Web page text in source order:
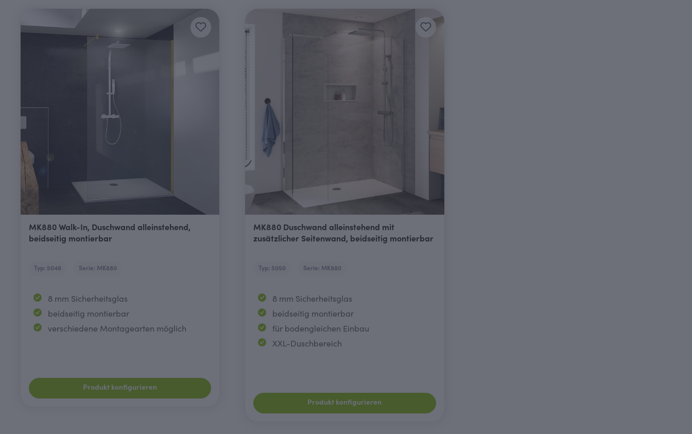
MK880 Walk-In, Duschwand alleinstehend,
beidseitig montierbar
Typ: 5046 Serie: MK880
8 mm Sicherheitsglas
beidseitig montierbar
verschiedene Montagearten möglich
Produkt konfigurieren
MK880 Duschwand alleinstehend mit
zusätzlicher Seitenwand, beidseitig montierbar
Typ: 5050 Serie: MK880
8 mm Sicherheitsglas
beidseitig montierbar
für bodengleichen Einbau
XXL-Duschbereich
Produkt konfigurieren